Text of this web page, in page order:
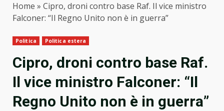
Home » Cipro, droni contro base Raf. Il vice ministro
Falconer: “Il Regno Unito non è in guerra”
Politica Politica estera
Cipro, droni contro base Raf.
Il vice ministro Falconer: “Il
Regno Unito non è in guerra”